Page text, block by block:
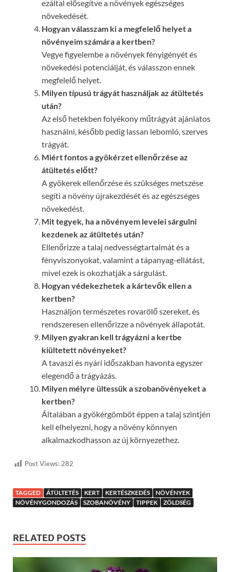
ezáltal elősegítve a növények egészséges
növekedését.
Hogyan válasszam ki a megfelelő helyet a
növényeim számára a kertben?
Vegye figyelembe a növények fényigényét és
növekedési potenciálját, és válasszon ennek
megfelelő helyet.
Milyen típusú trágyát használjak az átültetés
után?
Az első hetekben folyékony műtrágyát ajánlatos
használni, később pedig lassan lebomló, szerves
trágyát.
Miért fontos a gyökérzet ellenőrzése az
átültetés előtt?
A gyökerek ellenőrzése és szükséges metszése
segíti a növény újrakezdését és az egészséges
növekedést.
Mit tegyek, ha a növényem levelei sárgulni
kezdenek az átültetés után?
Ellenőrizze a talaj nedvességtartalmát és a
fényviszonyokat, valamint a tápanyag-ellátást,
mivel ezek is okozhatják a sárgulást.
Hogyan védekezhetek a kártevők ellen a
kertben?
Használjon természetes rovarölő szereket, és
rendszeresen ellenőrizze a növények állapotát.
Milyen gyakran kell trágyázni a kertbe
kiültetett növényeket?
A tavaszi és nyári időszakban havonta egyszer
elegendő a trágyázás.
Milyen mélyre ültessük a szobanövényeket a
kertben?
Általában a gyökérgömböt éppen a talaj szintjén
kell elhelyezni, hogy a növény könnyen
alkalmazkodhasson az új környezethez.
Post Views:282
TAGGED ÁTÜLTETÉS KERT KERTÉSZKEDÉS
NÖVÉNYEK
NÖVÉNYGONDOZÁS
SZOBANÖVÉNY TIPPEK ZÖLDSÉG
RELATED POSTS